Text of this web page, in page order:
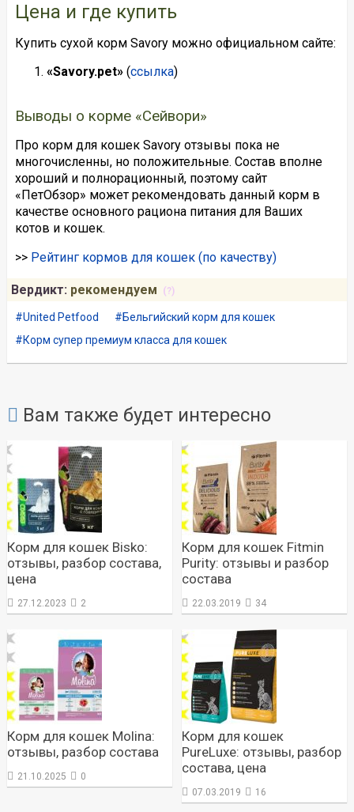
Цена и где купить
Купить сухой корм Savory можно официальном сайте:
«Savory.pet»(ссылка)
Выводы о корме «Сейвори»
Про корм для кошек Savory отзывы пока не
многочисленны, но положительные. Состав вполне
хороший и полнорационный, поэтому сайт
«ПетОбзор» может рекомендовать данный корм в
качестве основного рациона питания для Ваших
котов и кошек.
>> Рейтинг кормов для кошек (по качеству)
Вердикт: рекомендуем (?)
United Petfood
Бельгийский корм для кошек
Корм супер премиум класса для кошек
Вам также будет интересно
Корм для кошек Bisko:
отзывы, разбор состава,
цена
27.12.2023 2
Корм для кошек Fitmin
Purity: отзывы и разбор
состава
22.03.2019 34
Корм для кошек Molina:
отзывы, разбор состава
21.10.2025 0
Корм для кошек
PureLuxe: отзывы, разбор
состава, цена
07.03.2019 16